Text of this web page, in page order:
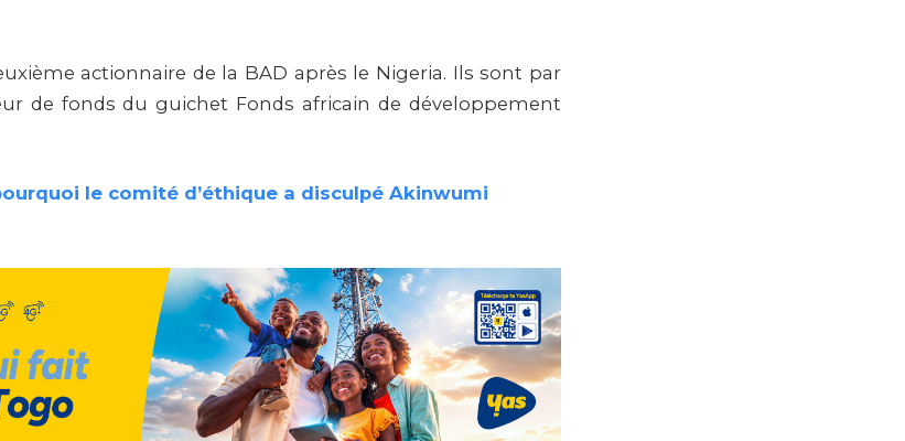
actionnaire de la BAD après le Nigeria. Ils sont par
de fonds du guichet Fonds africain de développement
le comité d’éthique a disculpé Akinwumi